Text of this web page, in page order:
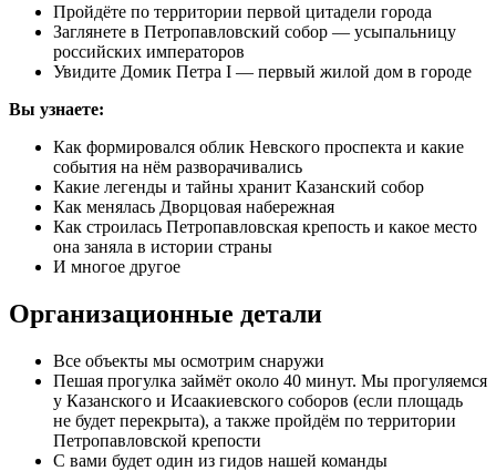
Пройдёте по территории первой цитадели города
Заглянете в Петропавловский собор — усыпальницу
российских императоров
Увидите Домик Петра I — первый жилой дом в городе
Вы узнаете:
Как формировался облик Невского проспекта и какие
события на нём разворачивались
Какие легенды и тайны хранит Казанский собор
Как менялась Дворцовая набережная
Как строилась Петропавловская крепость и какое место
она заняла в истории страны
И многое другое
Организационные детали
Все объекты мы осмотрим снаружи
Пешая прогулка займёт около 40 минут. Мы прогуляемся
у Казанского и Исаакиевского соборов (если площадь
не будет перекрыта), а также пройдём по территории
Петропавловской крепости
С вами будет один из гидов нашей команды